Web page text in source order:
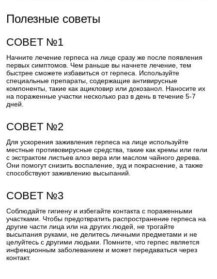
Полезные советы
СОВЕТ №1
Начните лечение герпеса на лице сразу же после появления
первых симптомов. Чем раньше вы начнете лечение, тем
быстрее сможете избавиться от герпеса. Используйте
специальные препараты, содержащие антивирусные
компоненты, такие как ацикловир или докозанол. Наносите их
на пораженные участки несколько раз в день в течение 5-7
дней.
СОВЕТ №2
Для ускорения заживления герпеса на лице используйте
местные противовирусные средства, такие как кремы или гели
с экстрактом листьев алоэ вера или маслом чайного дерева.
Они помогут снизить воспаление, зуд и покраснение, а также
способствуют заживлению высыпаний.
СОВЕТ №3
Соблюдайте гигиену и избегайте контакта с пораженными
участками. Чтобы предотвратить распространение герпеса на
другие части лица или на других людей, не трогайте
высыпания руками, не делитесь личными предметами и не
целуйтесь с другими людьми. Помните, что герпес является
инфекционным заболеванием и может передаваться через
контакт.